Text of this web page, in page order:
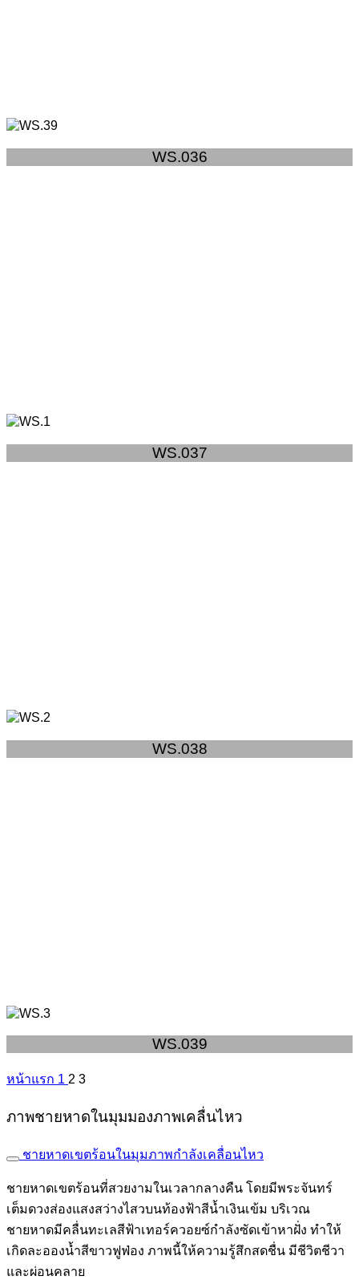
WS.036
WS.037
WS.038
WS.039
หน้าแรก 1 2 3
ภาพชายหาดในมุมมองภาพเคลื่นไหว
ชายหาดเขตร้อนในมุมภาพกำลังเคลื่อนไหว
ชายหาดเขตร้อนที่สวยงามในเวลากลางคืน โดยมีพระจันทร์
เต็มดวงส่องแสงสว่างไสวบนท้องฟ้าสีน้ำเงินเข้ม บริเวณ
ชายหาดมีคลื่นทะเลสีฟ้าเทอร์ควอยซ์กำลังซัดเข้าหาฝั่ง ทำให้
เกิดละอองน้ำสีขาวฟูฟ่อง ภาพนี้ให้ความรู้สึกสดชื่น มีชีวิตชีวา
และผ่อนคลาย